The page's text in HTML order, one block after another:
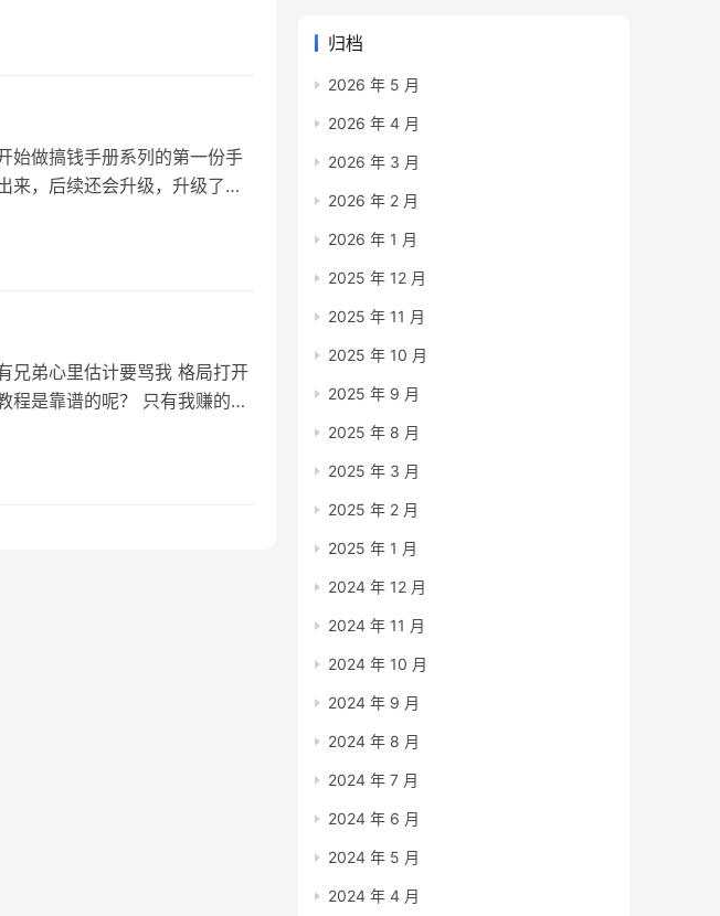
始做搞钱手册系列的第一份手
来，后续还会升级，升级了就
兄弟心里估计要骂我 格局打开
程是靠谱的呢？ 只有我赚的钱
归档
2026 年 5 月
2026 年 4 月
2026 年 3 月
2026 年 2 月
2026 年 1 月
2025 年 12 月
2025 年 11 月
2025 年 10 月
2025 年 9 月
2025 年 8 月
2025 年 3 月
2025 年 2 月
2025 年 1 月
2024 年 12 月
2024 年 11 月
2024 年 10 月
2024 年 9 月
2024 年 8 月
2024 年 7 月
2024 年 6 月
2024 年 5 月
2024 年 4 月